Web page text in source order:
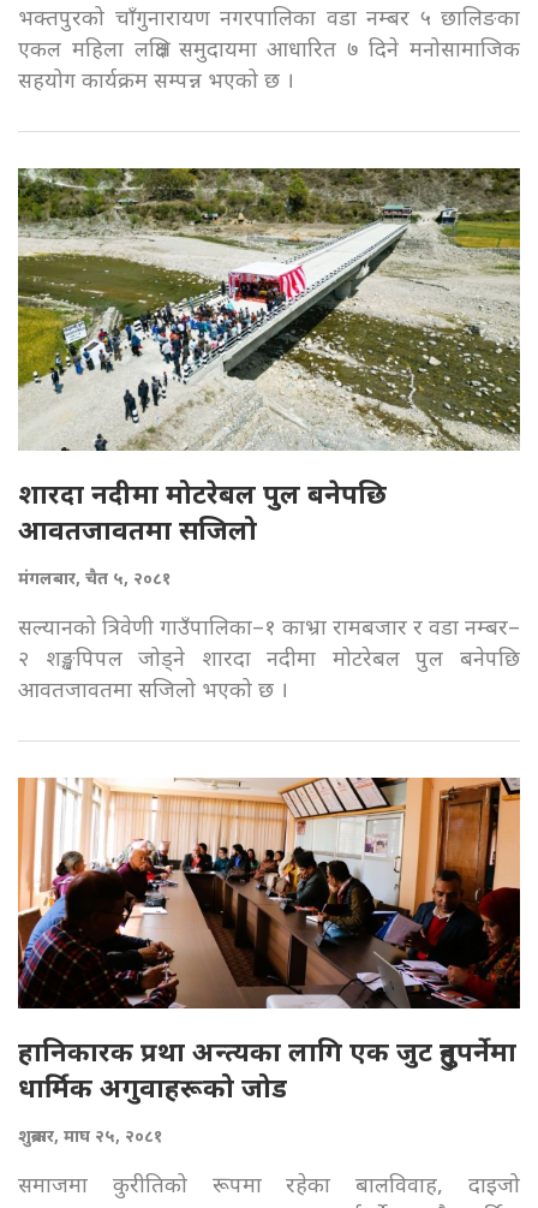
भक्तपुरको चाँगुनारायण नगरपालिका वडा नम्बर ५ छालिङका
एकल महिला लक्षित समुदायमा आधारित ७ दिने मनोसामाजिक
सहयोग कार्यक्रम सम्पन्न भएको छ ।
शारदा नदीमा मोटरेबल पुल बनेपछि
आवतजावतमा सजिलो
मंगलबार, चैत ५, २०८१
सल्यानको त्रिवेणी गाउँपालिका–१ काभ्रा रामबजार र वडा नम्बर–
२ शङ्खपिपल जोड्ने शारदा नदीमा मोटरेबल पुल बनेपछि
आवतजावतमा सजिलो भएको छ ।
हानिकारक प्रथा अन्त्यका लागि एक जुट हुनुपर्नेमा
धार्मिक अगुवाहरूको जोड
शुक्रबार, माघ २५, २०८१
समाजमा कुरीतिको रूपमा रहेका बालविवाह, दाइजो